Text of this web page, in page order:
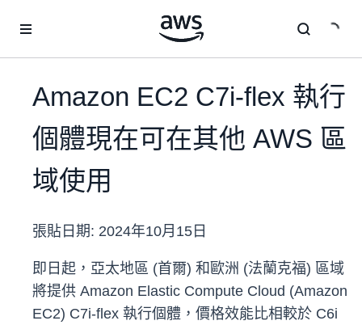
Amazon EC2 C7i-flex 執行
個體現在可在其他 AWS 區
域使用
張貼日期: 2024年10月15日
即日起，亞太地區 (首爾) 和歐洲 (法蘭克福) 區域
將提供 Amazon Elastic Compute Cloud (Amazon
EC2) C7i-flex 執行個體，價格效能比相較於 C6i